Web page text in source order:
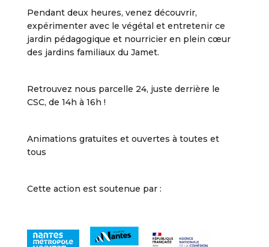
Pendant deux heures, venez découvrir,
expérimenter avec le végétal et entretenir ce
jardin pédagogique et nourricier en plein cœur
des jardins familiaux du Jamet.
Retrouvez nous parcelle 24, juste derrière le
CSC, de 14h à 16h !
Animations gratuites et ouvertes à toutes et
tous
Cette action est soutenue par :